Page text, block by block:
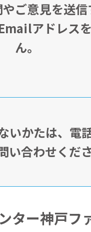
ご意見を送信
アドレス
ん。
かたは、電
い合わせくださ
ター神戸フ